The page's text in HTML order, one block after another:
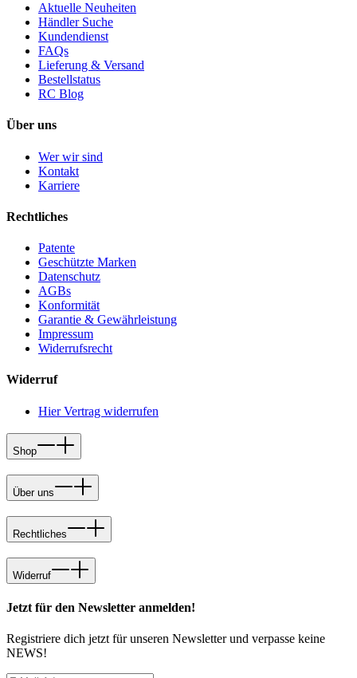
Aktuelle Neuheiten
Händler Suche
Kundendienst
FAQs
Lieferung & Versand
Bestellstatus
RC Blog
Über uns
Wer wir sind
Kontakt
Karriere
Rechtliches
Patente
Geschützte Marken
Datenschutz
AGBs
Konformität
Garantie & Gewährleistung
Impressum
Widerrufsrecht
Widerruf
Hier Vertrag widerrufen
Shop
Über uns
Rechtliches
Widerruf
Jetzt für den Newsletter anmelden!
Registriere dich jetzt für unseren Newsletter und verpasse keine
NEWS!